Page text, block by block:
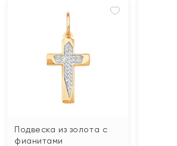
Подвеска из золота с
фианитами